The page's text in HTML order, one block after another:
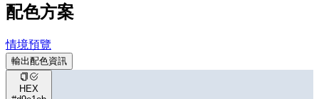
配色方案
情境預覽
輸出配色資訊
HEX